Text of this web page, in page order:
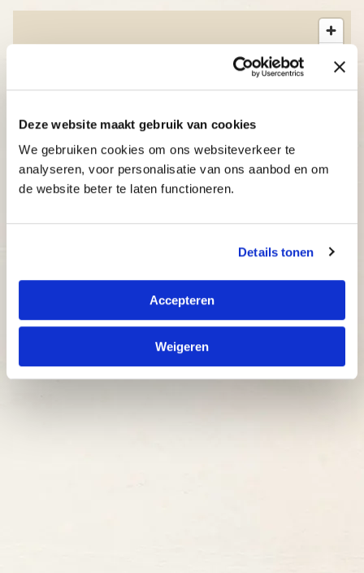
Deze website maakt gebruik van cookies
We gebruiken cookies om ons websiteverkeer te
analyseren, voor personalisatie van ons aanbod en om
de website beter te laten functioneren.
Details tonen
Accepteren
Weigeren